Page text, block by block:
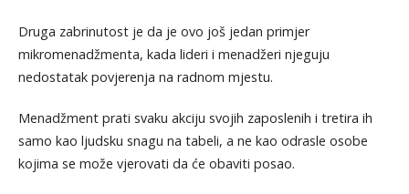
Druga zabrinutost je da je ovo još jedan primjer
mikromenadžmenta, kada lideri i menadžeri njeguju
nedostatak povjerenja na radnom mjestu.
Menadžment prati svaku akciju svojih zaposlenih i tretira ih
samo kao ljudsku snagu na tabeli, a ne kao odrasle osobe
kojima se može vjerovati da će obaviti posao.